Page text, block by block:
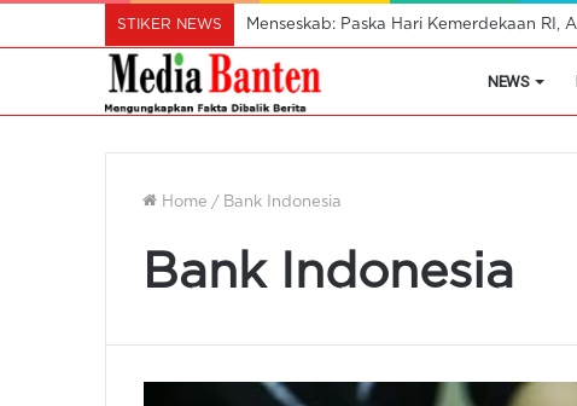
STIKER NEWS Mendes Pastikan Koperasi Desa Merah
NEWS
Home / Bank Indonesia
Bank Indonesia